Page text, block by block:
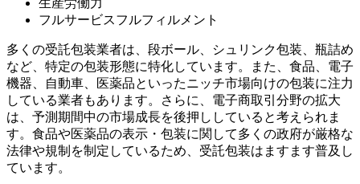
フルサービスフルフィルメント
多くの受託包装業者は、段ボール、シュリンク包装、瓶詰め
など、特定の包装形態に特化しています。また、食品、電子
機器、自動車、医薬品といったニッチ市場向けの包装に注力
している業者もあります。さらに、電子商取引分野の拡大
は、予測期間中の市場成長を後押ししていると考えられま
す。食品や医薬品の表示・包装に関して多くの政府が厳格な
法律や規制を制定しているため、受託包装はますます普及し
ています。